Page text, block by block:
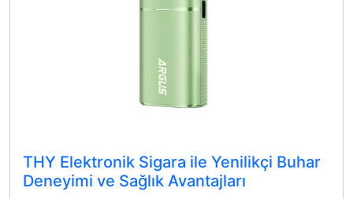
THY Elektronik Sigara ile Yenilikçi Buhar
Deneyimi ve Sağlık Avantajları